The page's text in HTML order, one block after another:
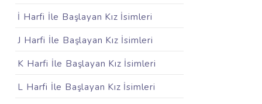
İ Harfi İle Başlayan Kız İsimleri
J Harfi İle Başlayan Kız İsimleri
K Harfi İle Başlayan Kız İsimleri
L Harfi İle Başlayan Kız İsimleri